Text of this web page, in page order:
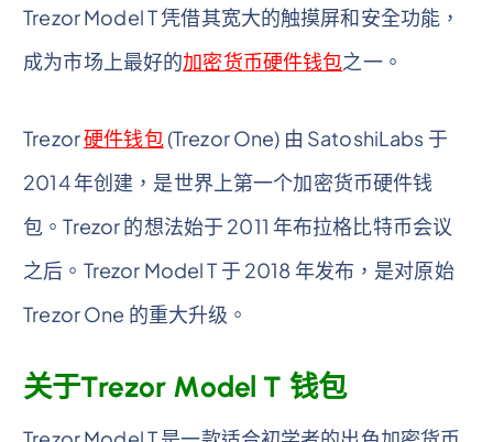
Trezor Model T 凭借其宽大的触摸屏和安全功能，
成为市场上最好的加密货币硬件钱包之一。
Trezor硬件钱包(Trezor One) 由 SatoshiLabs 于
2014 年创建，是世界上第一个加密货币硬件钱
包。Trezor 的想法始于 2011 年布拉格比特币会议
之后。Trezor Model T 于 2018 年发布，是对原始
Trezor One 的重大升级。
关于Trezor Model T 钱包